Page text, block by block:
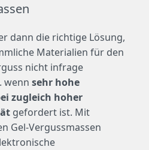
dann die richtige Lösung,
Materialien für den
nicht infrage
wenn sehr hohe
zugleich hoher
gefordert ist. Mit
Gel-Vergussmassen